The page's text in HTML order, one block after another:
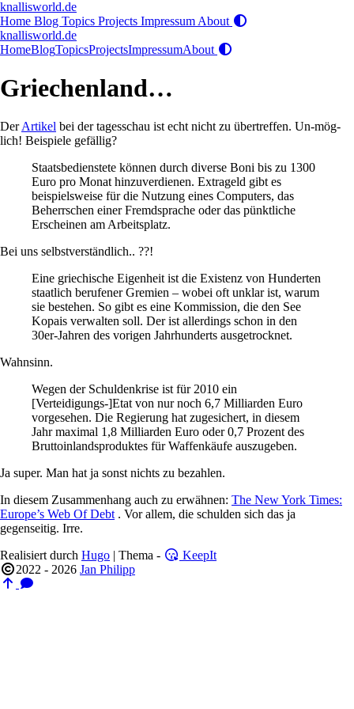
knallisworld.de
Home Blog Topics Projects Impressum About
knallisworld.de
HomeBlogTopicsProjectsImpressumAbout
Griechenland…
DerArtikel bei der tagesschau ist echt nicht zu übertreffen. Un-mög-
lich! Beispiele gefällig?
Staatsbedienstete können durch diverse Boni bis zu 1300
Euro pro Monat hinzuverdienen. Extrageld gibt es
beispielsweise für die Nutzung eines Computers, das
Beherrschen einer Fremdsprache oder das pünktliche
Erscheinen am Arbeitsplatz.
Bei uns selbstverständlich.. ??!
Eine griechische Eigenheit ist die Existenz von Hunderten
staatlich berufener Gremien – wobei oft unklar ist, warum
sie bestehen. So gibt es eine Kommission, die den See
Kopais verwalten soll. Der ist allerdings schon in den
30er-Jahren des vorigen Jahrhunderts ausgetrocknet.
Wahnsinn.
Wegen der Schuldenkrise ist für 2010 ein
[Verteidigungs-]Etat von nur noch 6,7 Milliarden Euro
vorgesehen. Die Regierung hat zugesichert, in diesem
Jahr maximal 1,8 Milliarden Euro oder 0,7 Prozent des
Bruttoinlandsproduktes für Waffenkäufe auszugeben.
Ja super. Man hat ja sonst nichts zu bezahlen.
In diesem Zusammenhang auch zu erwähnen: The New York Times:
Europe’s Web Of Debt . Vor allem, die schulden sich das ja
gegenseitig. Irre.
Realisiert durch Hugo | Thema -
KeepIt
2022 - 2026 Jan Philipp